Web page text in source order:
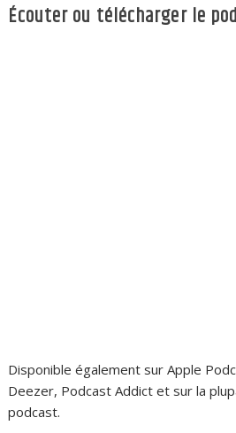
Écouter ou télécharger le
Disponible également sur Apple
Deezer, Podcast Addict et sur la
podcast.